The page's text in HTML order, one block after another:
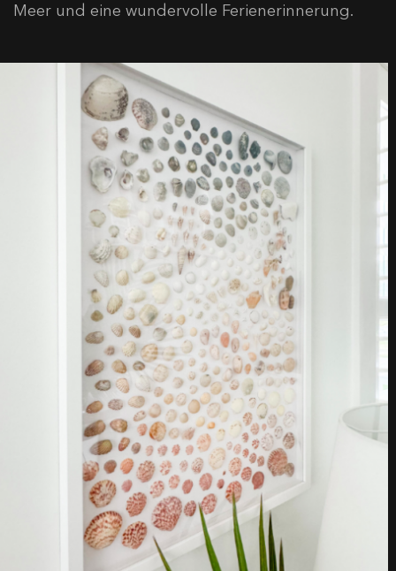
Meer und eine wundervolle Ferienerinnerung.